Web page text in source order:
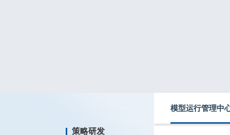
策略研发
模型运行管理中